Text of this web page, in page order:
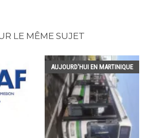
LE MÊME SUJET
AUJOURD'HUI EN MARTINIQUE